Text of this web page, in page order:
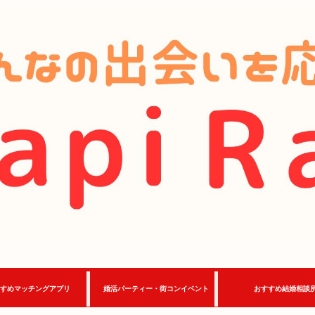
めマッチングアプリ 婚活パーティー・街コンイベント おすすめ結婚相談